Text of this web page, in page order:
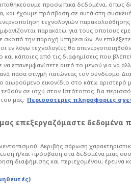
ο Ναν -
θέματα την ώρα
τρόπαιο στο Μαρούσι
προσωπικά δεδομένα, όπως
και έχουμε πρόσβαση σε αυτά στη
τεχνολογιών
παρακάτω, για τους οποίους
σκοπό την παροχή υπηρεσιών. Αν
εν λόγω τεχνολογίες θα
κάποιες από τις διαφημίσεις που
επανεμφανίσετε αυτό το μενού για να
πάσα στιγμή πατώντας τον σύνδεσμο
αιωρούμενο εικονίδιο στο κάτω αριστερό
σε ισχύ στον Ιστότοπος. Για
μας. Περισσότερες πληροφορίες
επεξεργαζόμαστε δεδομένα
Ακριβής σάρωση
ή/και πρόσβαση στα δεδομένα μιας
διαφήμισης και περιεχομένου, έρευνα